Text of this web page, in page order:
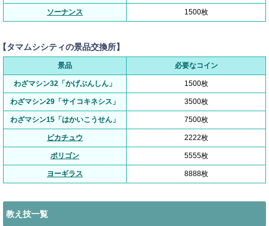
ソーナンス 1500枚
タマムシシティの景品交換所】
景品 必要なコイン
わざマシン32「かげぶんしん」 1500枚
わざマシン29「サイコキネシス」 3500枚
わざマシン15「はかいこうせん」 7500枚
ピカチュウ 2222枚
ポリゴン 5555枚
ヨーギラス 8888枚
教え技一覧